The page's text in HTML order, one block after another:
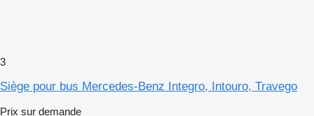
3
Siège pour bus Mercedes-Benz Integro, Intouro, Travego
Prix sur demande